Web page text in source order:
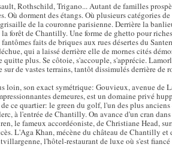
Rothschild, Trigano...Autant de familles
Où dorment des étangs. Où plusieurs catégories
de la couronne parisienne. Derrière la
la forêt de Chantilly. Une forme de ghetto pour
faits de briques aux rues désertes du
qui a laissé derrière elle de mornes cités
quitte plus. Se côtoie, s'accouple, s'apprécie.
de vastes terrains, tantôt dissimulés derrière de
loin, son exact symétrique: Gouvieux, avenue de
demeures, est un domaine privé
ce quartier: le green du golf, l'un des plus anciens
à l'entrée de Chantilly. On avance d'un cran
le fameux accordéoniste, de Christiane Head,
L'Aga Khan, mécène du château de Chantilly
l'hôtel-restaurant de luxe où s'est